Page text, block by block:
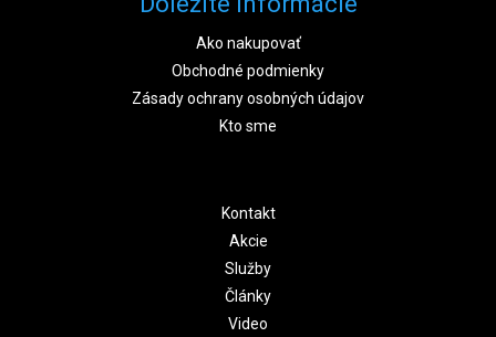
Ako nakupovať
Obchodné podmienky
Zásady ochrany osobných údajov
Kto sme
Kontakt
Akcie
Služby
Články
Video